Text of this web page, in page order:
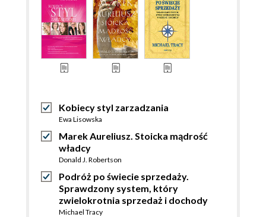
Kobiecy styl zarzadzania
Ewa Lisowska
Marek Aureliusz. Stoicka mądrość
władcy
Donald J. Robertson
Podróż po świecie sprzedaży.
Sprawdzony system, który
zwielokrotnia sprzedaż i dochody
Michael Tracy